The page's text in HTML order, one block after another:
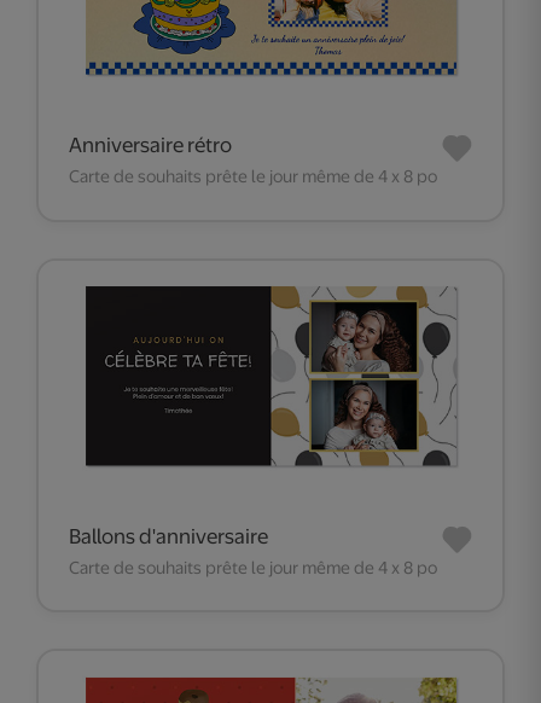
Anniversaire rétro
Carte de souhaits prête le jour même de 4 x 8 po
Ballons d'anniversaire
Carte de souhaits prête le jour même de 4 x 8 po